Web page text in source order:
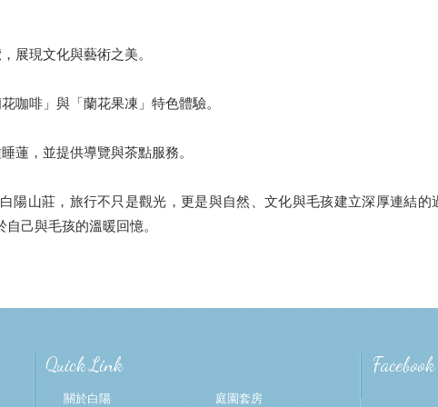
展現文化與藝術之美。
咖啡」與「蘭花果凍」特色體驗。
蓮，並提供導覽與茶點服務。
陽山莊，旅行不只是觀光，更是與自然、文化與毛孩建立深厚連結的
己與毛孩的溫暖回憶。
Quick Link
關於白陽 庭園套房
Facebook